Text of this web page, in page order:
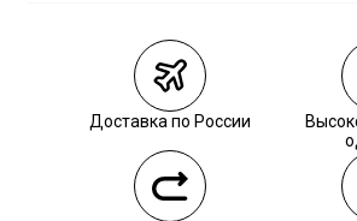
Курьерская доставка СДЭК
Самовывоз из пункта выдачи СДЭК
Самовывоз из наших магазинов
Курьерская доставка СДЭК
Доставка по России